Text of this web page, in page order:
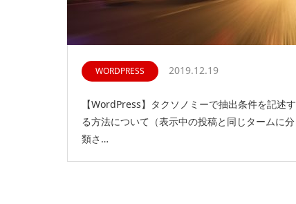
WORDPRESS 2019.12.19
【WordPress】タクソノミーで抽出条件を記述す
る方法について（表示中の投稿と同じタームに分
類さ…